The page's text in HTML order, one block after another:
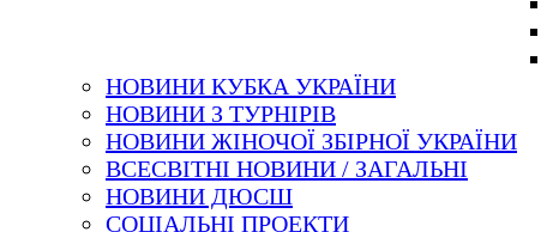
НОВИНИ КУБКА УКРАЇНИ
НОВИНИ З ТУРНІРІВ
НОВИНИ ЖІНОЧОЇ ЗБІРНОЇ УКРАЇНИ
ВСЕСВІТНІ НОВИНИ / ЗАГАЛЬНІ
НОВИНИ ДЮСШ
СОЦІАЛЬНІ ПРОЕКТИ